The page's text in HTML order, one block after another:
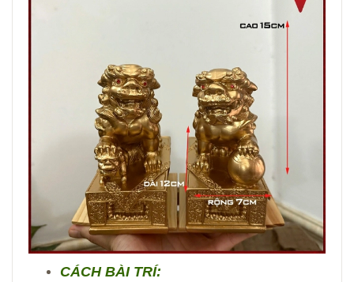
CÁCH BÀI TRÍ: